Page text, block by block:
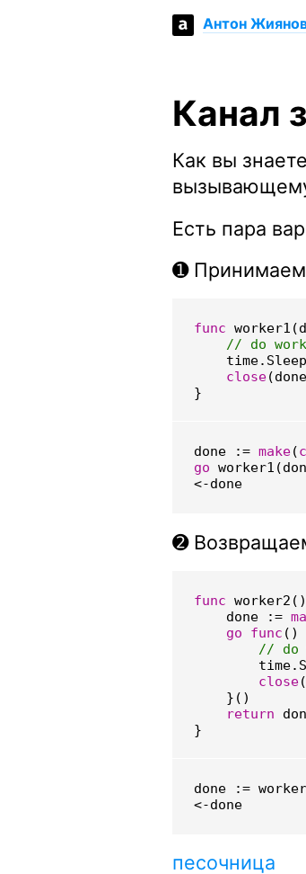
Антон
Канал
Как вы
Есть пара
➊ Принимаем
func worker1 (
time. Sleep
close(done
}
done := make(
go worker1 (
<-done
➋
func worker2 ()
done
:=
go
func ()
time.
close(
}()
return
}
done :=
<-done
песочница